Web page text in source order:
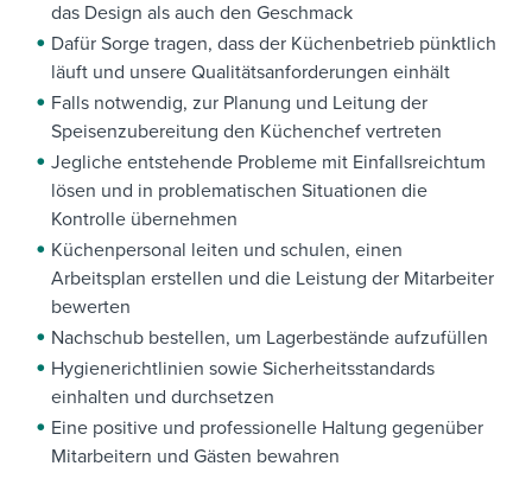
das Design als auch den Geschmack
Dafür Sorge tragen, dass der Küchenbetrieb pünktlich
läuft und unsere Qualitätsanforderungen einhält
Falls notwendig, zur Planung und Leitung der
Speisenzubereitung den Küchenchef vertreten
Jegliche entstehende Probleme mit Einfallsreichtum
lösen und in problematischen Situationen die
Kontrolle übernehmen
Küchenpersonal leiten und schulen, einen
Arbeitsplan erstellen und die Leistung der Mitarbeiter
bewerten
Nachschub bestellen, um Lagerbestände aufzufüllen
Hygienerichtlinien sowie Sicherheitsstandards
einhalten und durchsetzen
Eine positive und professionelle Haltung gegenüber
Mitarbeitern und Gästen bewahren